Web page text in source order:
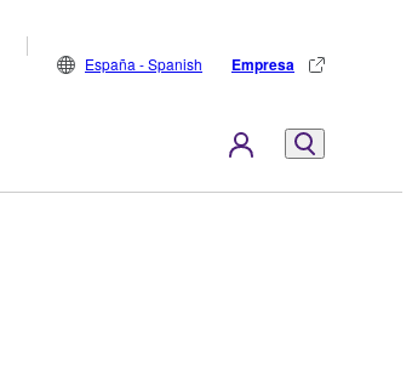
España - Spanish Empresa